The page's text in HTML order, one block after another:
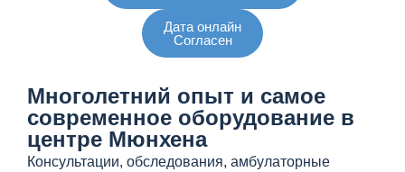
Дата онлайн
Согласен
Многолетний опыт и самое
современное оборудование в
центре Мюнхена
Консультации, обследования, амбулаторные